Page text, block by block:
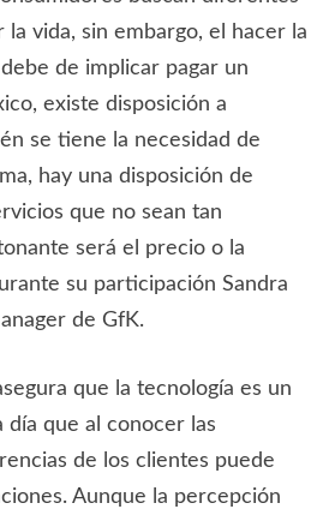
vida, sin embargo, el hacer la
de implicar pagar un
existe disposición a
se tiene la necesidad de
hay una disposición de
que no sean tan
será el precio o la
su participación Sandra
de GfK.
que la tecnología es un
que al conocer las
de los clientes puede
Aunque la percepción